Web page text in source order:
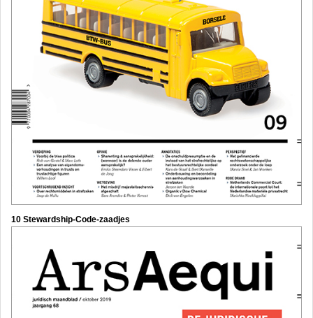
10 Stewardship-Code-zaadjes